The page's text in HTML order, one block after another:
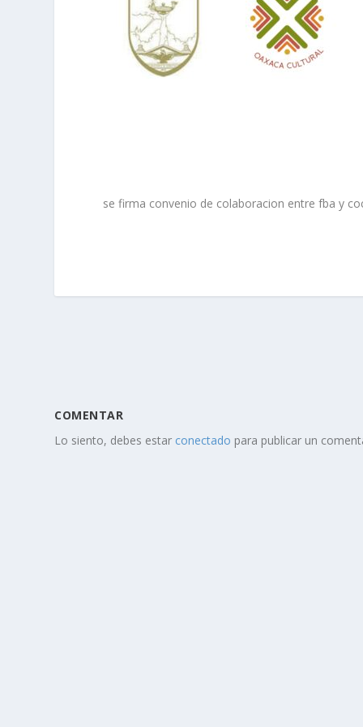
se firma convenio de colaboracion entre fba y
COMENTAR
Lo siento, debes estar conectado para publicar un